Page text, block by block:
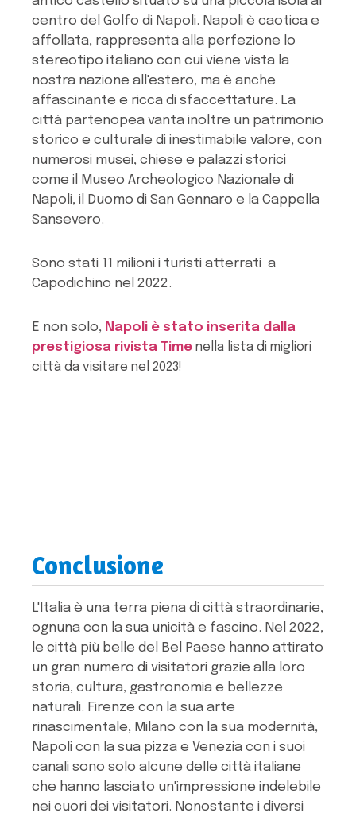
centro del Golfo di Napoli. Napoli è caotica e
affollata, rappresenta alla perfezione lo
stereotipo italiano con cui viene vista la
nostra nazione all'estero, ma è anche
affascinante e ricca di sfaccettature. La
città partenopea vanta inoltre un patrimonio
storico e culturale di inestimabile valore, con
numerosi musei, chiese e palazzi storici
come il Museo Archeologico Nazionale di
Napoli, il Duomo di San Gennaro e la Cappella
Sansevero.
Sono stati 11 milioni i turisti atterrati a
Capodichino nel 2022.
E non solo, Napoli è stato inserita dalla
prestigiosa rivista Time nella lista di migliori
città da visitare nel 2023!
Conclusione
L'Italia è una terra piena di città straordinarie,
ognuna con la sua unicità e fascino. Nel 2022,
le città più belle del Bel Paese hanno attirato
un gran numero di visitatori grazie alla loro
storia, cultura, gastronomia e bellezze
naturali. Firenze con la sua arte
rinascimentale, Milano con la sua modernità,
Napoli con la sua pizza e Venezia con i suoi
canali sono solo alcune delle città italiane
che hanno lasciato un'impressione indelebile
nei cuori dei visitatori. Nonostante i diversi